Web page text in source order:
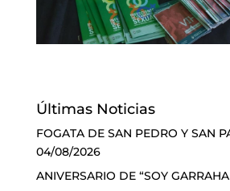
Últimas Noticias
FOGATA DE SAN PEDRO Y SAN
04/08/2026
ANIVERSARIO DE “SOY